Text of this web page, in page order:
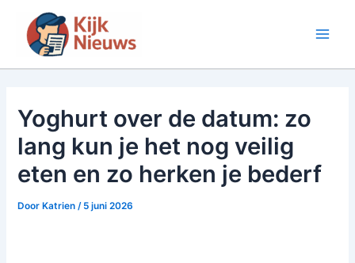
inhoud
Yoghurt over de datum: zo
lang kun je het nog veilig
eten en zo herken je bederf
Door Katrien/ 5 juni 2026